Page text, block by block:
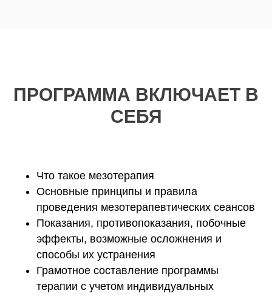
ПРОГРАММА ВКЛЮЧАЕТ В
СЕБЯ
Что такое мезотерапия
Основные принципы и правила
проведения мезотерапевтических сеансов
Показания, противопоказания, побочные
эффекты, возможные осложнения и
способы их устранения
Грамотное составление программы
терапии с учетом индивидуальных